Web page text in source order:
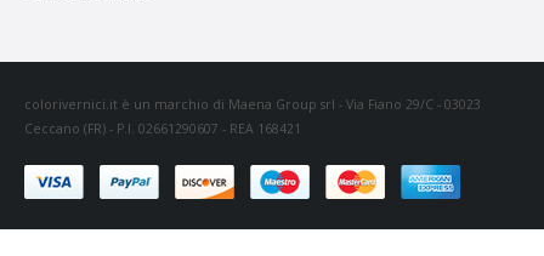
colorivernici.it è un marchio di Maena Group srl - Via Fiano 29/C - 03023
Ceccano (FR) - P.I. 02661290607 - REA 168421